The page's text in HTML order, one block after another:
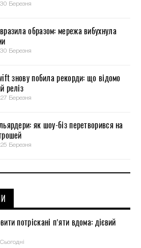
Березня
образом: мережа вибухнула
Березня
знову побила рекорди: що відомо
реліз
Березня
як шоу-біз перетворився на
Березня
потріскані п’яти вдома: дієвий